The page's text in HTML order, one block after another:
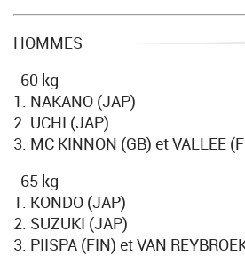
HOMMES
-60 kg
1. NAKANO (JAP)
2. UCHI (JAP)
3. MC KINNON (GB) et VALLEE
-65 kg
1. KONDO (JAP)
2. SUZUKI (JAP)
3. PIISPA (FIN) et VAN